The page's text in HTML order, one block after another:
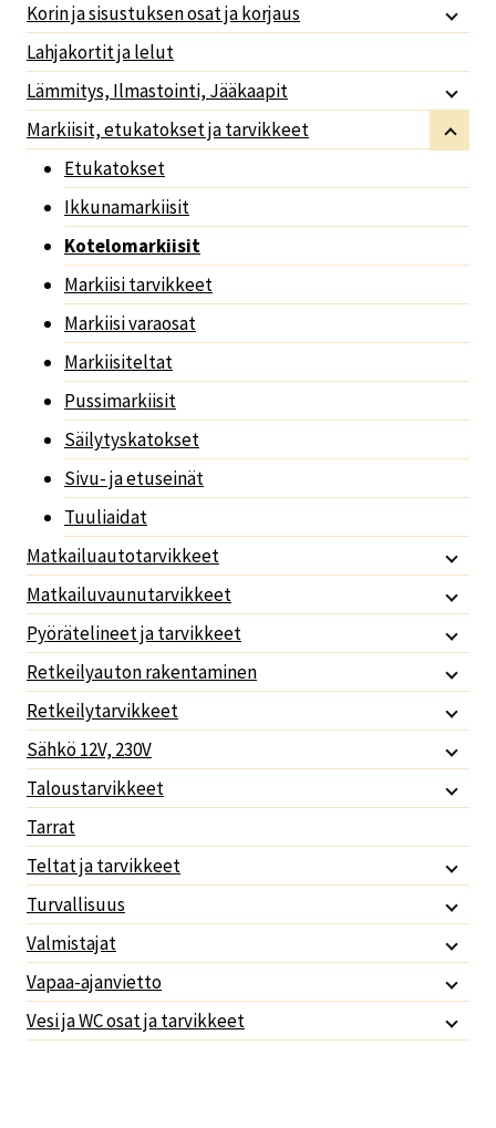
Korin ja sisustuksen osat ja korjaus
Lahjakortit ja lelut
Lämmitys, Ilmastointi, Jääkaapit
Markiisit, etukatokset ja tarvikkeet
Etukatokset
Ikkunamarkiisit
Kotelomarkiisit
Markiisi tarvikkeet
Markiisi varaosat
Markiisiteltat
Pussimarkiisit
Säilytyskatokset
Sivu- ja etuseinät
Tuuliaidat
Matkailuautotarvikkeet
Matkailuvaunutarvikkeet
Pyörätelineet ja tarvikkeet
Retkeilyauton rakentaminen
Retkeilytarvikkeet
Sähkö 12V, 230V
Taloustarvikkeet
Tarrat
Teltat ja tarvikkeet
Turvallisuus
Valmistajat
Vapaa-ajanvietto
Vesi ja WC osat ja tarvikkeet